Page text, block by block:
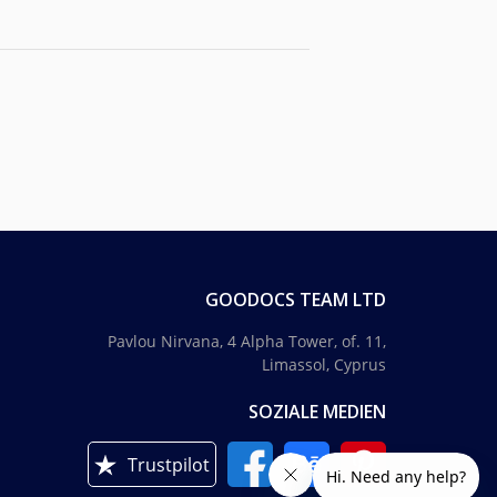
GOODOCS TEAM LTD
Pavlou Nirvana, 4 Alpha Tower, of. 11,
Limassol, Cyprus
SOZIALE MEDIEN
Trustpilot